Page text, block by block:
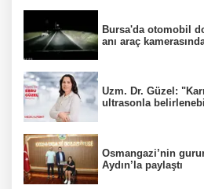
Bursa'da otomobil
anı araç
Uzm. Dr. Güzel:
ultrasonla
Osmangazi’nin
Aydın’la paylaştı